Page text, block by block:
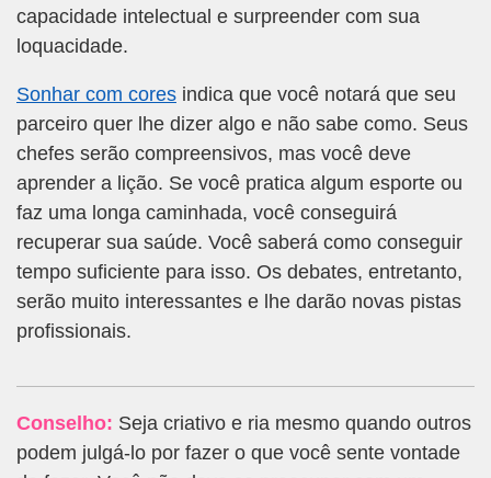
capacidade intelectual e surpreender com sua
loquacidade.
Sonhar com cores indica que você notará que seu
parceiro quer lhe dizer algo e não sabe como. Seus
chefes serão compreensivos, mas você deve
aprender a lição. Se você pratica algum esporte ou
faz uma longa caminhada, você conseguirá
recuperar sua saúde. Você saberá como conseguir
tempo suficiente para isso. Os debates, entretanto,
serão muito interessantes e lhe darão novas pistas
profissionais.
Conselho: Seja criativo e ria mesmo quando outros
podem julgá-lo por fazer o que você sente vontade